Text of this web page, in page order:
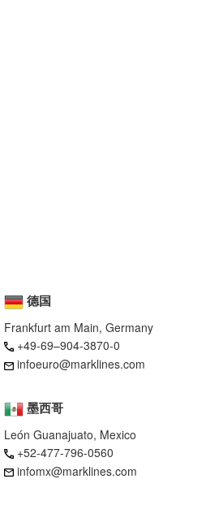
墨西哥
León Guanajuato, Mexico
+52-477-796-0560
infomx@marklines.com
德国
Frankfurt am Main, Germany
+49-69–904-3870-0
infoeuro@marklines.com